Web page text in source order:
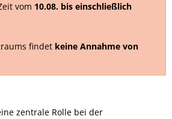
vom 10.08. bis einschließlich
findet keine Annahme von
zentrale Rolle bei der